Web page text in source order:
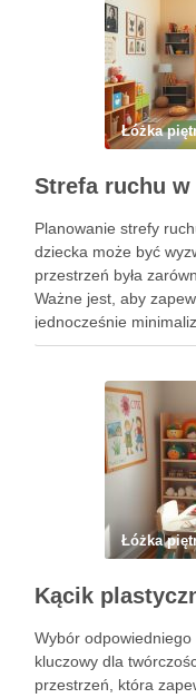
Łóżka
Planowanie strefy
dziecka może być
przestrzeń była
Ważne jest, aby
jednocześnie
zorganizowana strefa
Łóżka
Wybór
kluczowy dla
przestrzeń, która